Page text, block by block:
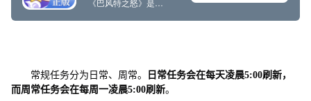
常规任务分为日常、周常。
日常任务会在每天凌晨5:00刷新，
而周常任务会在每周一凌晨5:00刷新。